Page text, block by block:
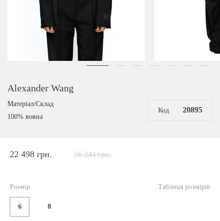
Alexander Wang
Матеріал/Склад
100% вовна
Код 20895
22 498 грн. 56 244 грн.
Таблиця розмірів
Розмір
6 8